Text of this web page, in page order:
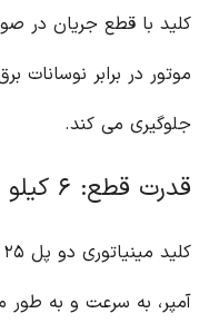
کلید با قطع جریان در
موتور در برابر نوسانات
جلوگیری می کند.
قدرت قطع: ۶ کیلو آمپر
آمپر، به سرعت و به طور